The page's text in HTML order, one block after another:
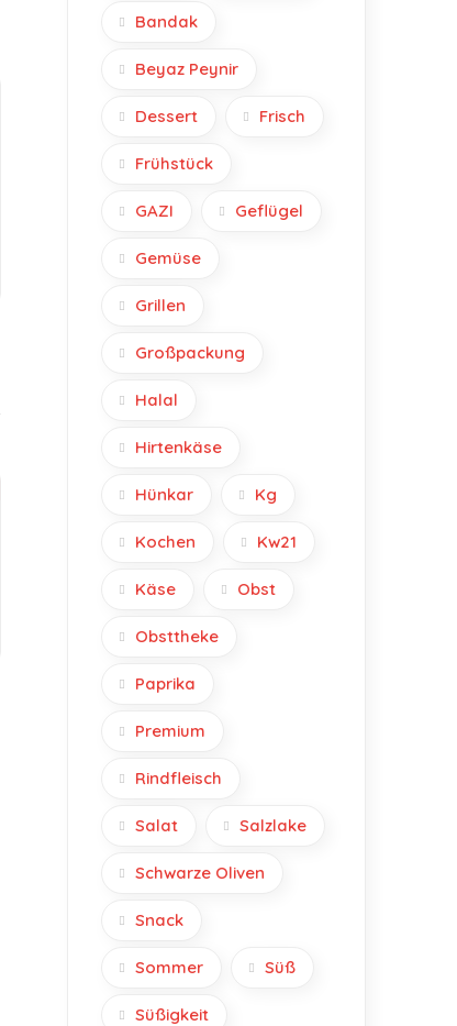
Bandak
Beyaz Peynir
Dessert Frisch
Frühstück
GAZI Geflügel
Gemüse
Grillen
Großpackung
Halal
Hirtenkäse
Hünkar Kg
Kochen Kw21
Käse Obst
Obsttheke
Paprika
Premium
Rindfleisch
Salat Salzlake
Schwarze Oliven
Snack
Sommer Süß
Süßigkeit